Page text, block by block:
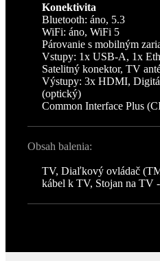
Konektivita
Bluetooth: áno, 5.3
WiFi: áno, WiFi 5
Párovanie s mobilným
Vstupy: 1x USB-A, 1x
Satelitný konektor, TV
Výstupy: 3x HDMI,
(optický)
Common Interface Plus
Obsah balenia:
TV, Diaľkový ovládač
kábel k TV, Stojan na TV